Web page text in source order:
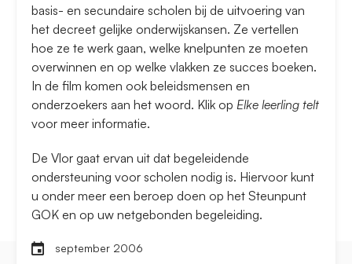
basis- en secundaire scholen bij de uitvoering van
het decreet gelijke onderwijskansen. Ze vertellen
hoe ze te werk gaan, welke knelpunten ze moeten
overwinnen en op welke vlakken ze succes boeken.
In de film komen ook beleidsmensen en
onderzoekers aan het woord. Klik op Elke leerling telt
voor meer informatie.
De Vlor gaat ervan uit dat begeleidende
ondersteuning voor scholen nodig is. Hiervoor kunt
u onder meer een beroep doen op het Steunpunt
GOK en op uw netgebonden begeleiding.
september 2006